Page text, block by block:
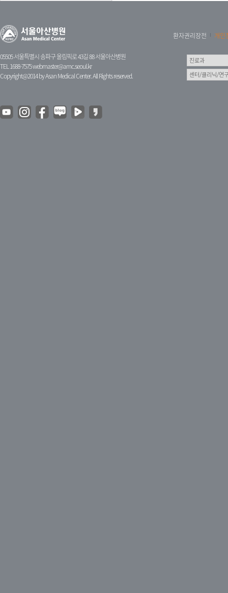
05505 서울특별시 송파구 올림픽로 43길 88 서울아산병원
TEL 1688-7575webmaster@amc.seoul.kr
Copyright@2014 by Asan Medical Center. All Rights reserved.
환자권리장전 개인